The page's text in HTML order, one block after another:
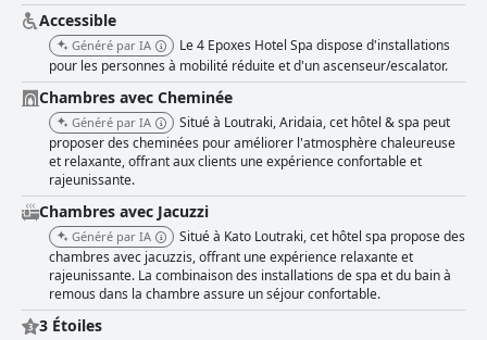
Accessible
Généré par IA
Le 4 Epoxes Hotel Spa dispose d'installations
pour les personnes à mobilité réduite et d'un ascenseur/escalator.
Chambres avec Cheminée
Généré par IA
Situé à Loutraki, Aridaia, cet hôtel & spa peut
proposer des cheminées pour améliorer l'atmosphère chaleureuse
et relaxante, offrant aux clients une expérience confortable et
rajeunissante.
Chambres avec Jacuzzi
Généré par IA
Situé à Kato Loutraki, cet hôtel spa propose des
chambres avec jacuzzis, offrant une expérience relaxante et
rajeunissante. La combinaison des installations de spa et du bain à
remous dans la chambre assure un séjour confortable.
3 Étoiles